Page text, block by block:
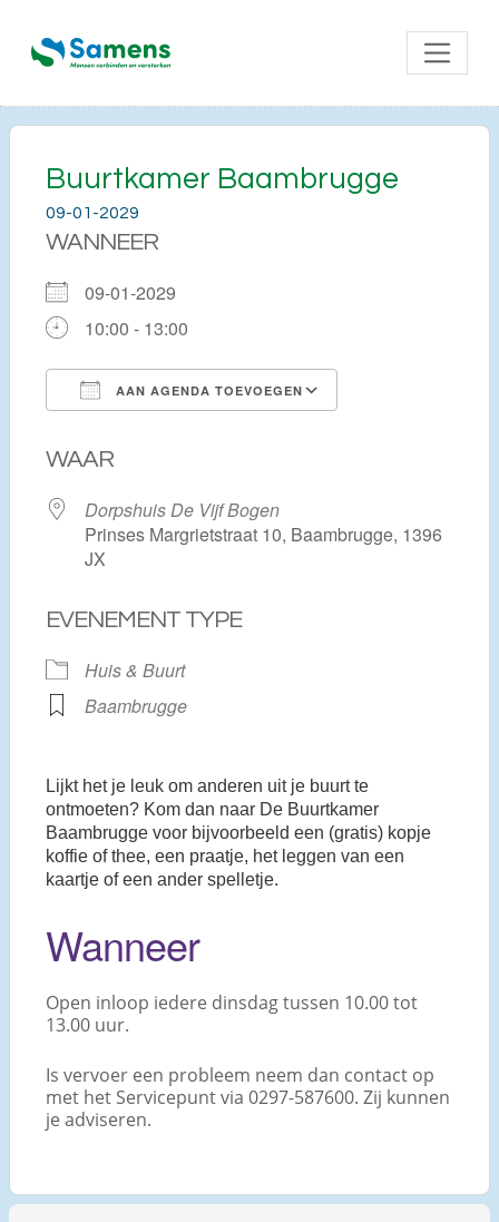
Buurtkamer Baambrugge
09-01-2029
WANNEER
09-01-2029
10:00 - 13:00
AAN AGENDA TOEVOEGEN
WAAR
Dorpshuis De Vijf Bogen
Prinses Margrietstraat 10, Baambrugge, 1396
JX
EVENEMENT TYPE
Huis & Buurt
Baambrugge
Lijkt het je leuk om anderen uit je buurt te
ontmoeten? Kom dan naar De Buurtkamer
Baambrugge voor bijvoorbeeld een (gratis) kopje
koffie of thee, een praatje, het leggen van een
kaartje of een ander spelletje.
Wanneer
Open inloop iedere dinsdag tussen 10.00 tot
13.00 uur.
Is vervoer een probleem neem dan contact op
met het Servicepunt via 0297-587600. Zij kunnen
je adviseren.